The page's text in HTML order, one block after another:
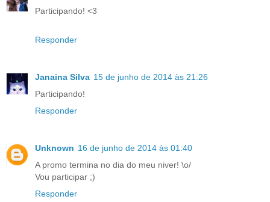
Participando! <3
Responder
Janaina Silva 15 de junho de 2014 às 21:26
Participando!
Responder
Unknown 16 de junho de 2014 às 01:40
A promo termina no dia do meu niver! \o/
Vou participar ;)
Responder